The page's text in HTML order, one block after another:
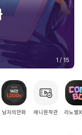
2 / 15
남자의만화 애니원작관 라노벨